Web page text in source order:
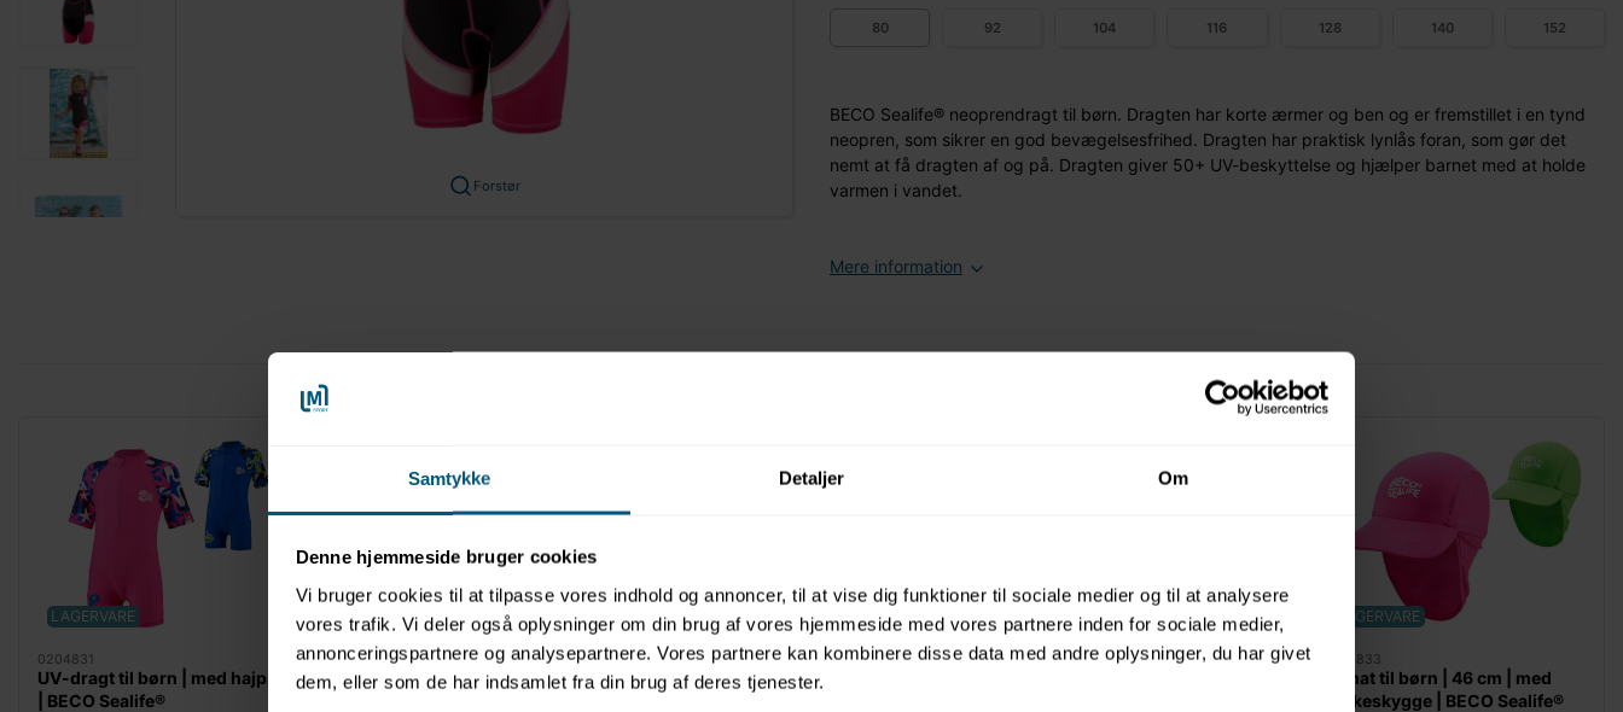
Samtykke Detaljer Om
Denne hjemmeside bruger cookies
Vi bruger cookies til at tilpasse vores indhold og annoncer, til at vise dig funktioner til sociale medier og til at analysere
vores trafik. Vi deler også oplysninger om din brug af vores hjemmeside med vores partnere inden for sociale medier,
annonceringspartnere og analysepartnere. Vores partnere kan kombinere disse data med andre oplysninger, du har givet
dem, eller som de har indsamlet fra din brug af deres tjenester.
Forstør
80 92 104 116 128 140 152
BECO Sealife® neoprendragt til børn. Dragten har korte ærmer og ben og er fremstillet i en tynd
neopren, som sikrer en god bevægelsesfrihed. Dragten har praktisk lynlås foran, som gør det
nemt at få dragten af og på. Dragten giver 50+ UV-beskyttelse og hjælper barnet med at holde
varmen i vandet.
Mere information
LAGERVARE
0204831
UV-dragt til børn | med hajprint
| BECO Sealife®
LAGERVARE
0204832
UV-dragt til børn | Todelt | med
LAGERVARE
02045435
Badedragt til piger | Ensfarvet |
02044642
LAGERVARE
0204833
Solhat til børn | 46 cm | med
nakkeskygge | BECO Sealife®